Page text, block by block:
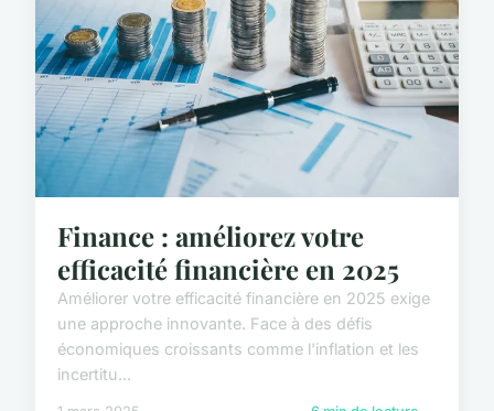
Finance : améliorez votre
efficacité financière en 2025
Améliorer votre efficacité financière en 2025 exige
une approche innovante. Face à des défis
économiques croissants comme l'inflation et les
incertitu...